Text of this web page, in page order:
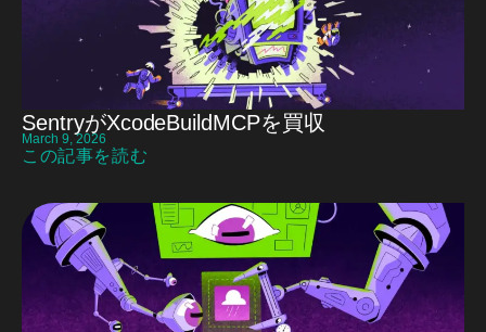
SentryがXcodeBuildMCPを買収
March 9, 2026
この記事を読む